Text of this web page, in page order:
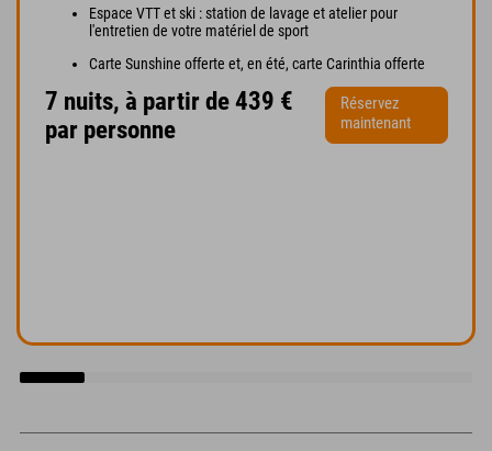
Espace VTT et ski : station de lavage et atelier pour
l'entretien de votre matériel de sport
Carte Sunshine offerte et, en été, carte Carinthia offerte
7 nuits, à partir de 439 €
par personne
Réservez
maintenant